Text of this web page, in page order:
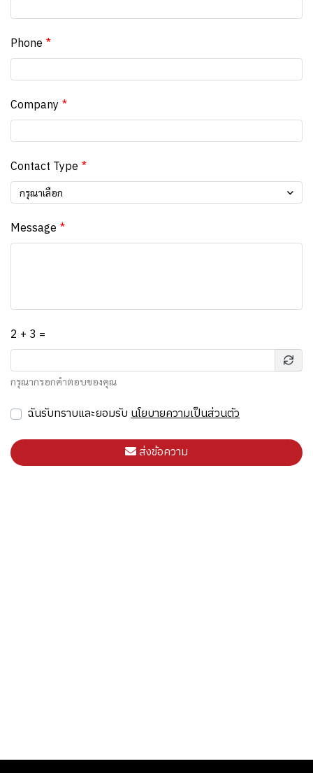
Phone
Company
Contact Type
กรุณาเลือก
Message
2 + 3 =
กรุณากรอกคำตอบของคุณ
ฉันรับทราบและยอมรับนโยบายความเป็นส่วนตัว
ส่งข้อความ